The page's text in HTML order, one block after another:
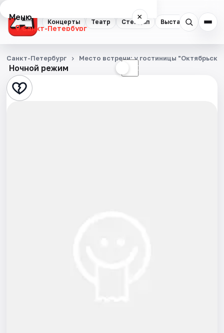
Концерты Театр Стендап Выставки
Меню ×
Санкт-Петербург
Концерты
Театр
Стендап
Ночной режим ☾
Санкт-Петербург Место встречи: у гостиницы